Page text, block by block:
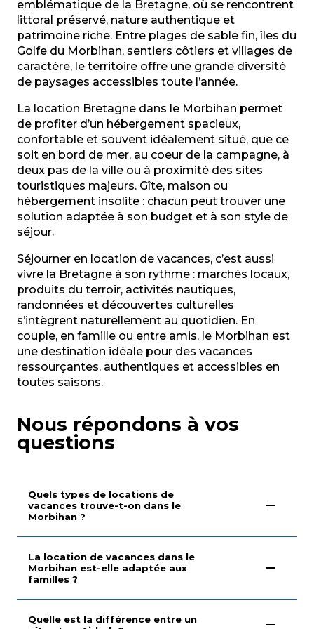
Lancelot Béatrice
La Madeleine
emblématique de la Bretagne, où se rencontrent
littoral préservé, nature authentique et
patrimoine riche. Entre plages de sable fin, îles du
Golfe du Morbihan, sentiers côtiers et villages de
caractère, le territoire offre une grande diversité
de paysages accessibles toute l’année.
La location Bretagne dans le Morbihan permet
de profiter d’un hébergement spacieux,
confortable et souvent idéalement situé, que ce
soit en bord de mer, au coeur de la campagne, à
deux pas de la ville ou à proximité des sites
touristiques majeurs. Gîte, maison ou
hébergement insolite : chacun peut trouver une
solution adaptée à son budget et à son style de
séjour.
Séjourner en location de vacances, c’est aussi
vivre la Bretagne à son rythme : marchés locaux,
produits du terroir, activités nautiques,
randonnées et découvertes culturelles
s’intègrent naturellement au quotidien. En
couple, en famille ou entre amis, le Morbihan est
une destination idéale pour des vacances
ressourçantes, authentiques et accessibles en
toutes saisons.
Nous répondons à vos
questions
Quels types de locations de
vacances trouve-t-on dans le
Morbihan ?
La location de vacances dans le
Morbihan est-elle adaptée aux
familles ?
Quelle est la différence entre un